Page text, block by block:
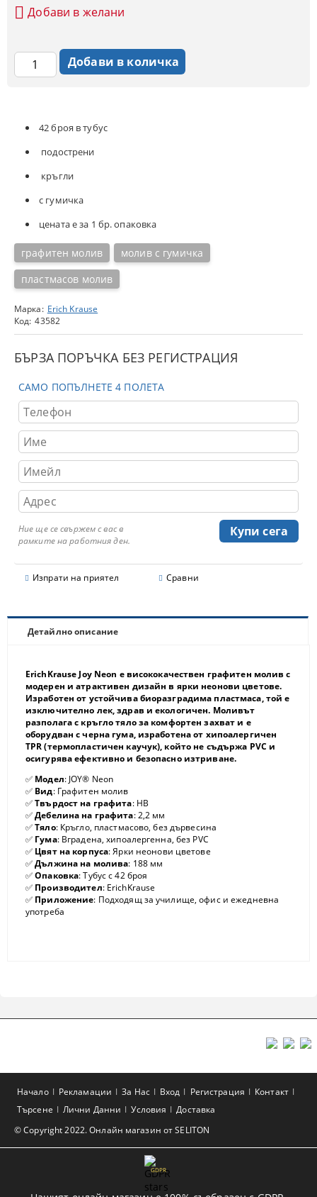
42 броя в тубус
подострени
кръгли
с гумичка
цената е за 1 бр. опаковка
графитен молив
молив с гумичка
пластмасов молив
Марка: Erich Krause
Код: 43582
БЪРЗА ПОРЪЧКА БЕЗ РЕГИСТРАЦИЯ
САМО ПОПЪЛНЕТЕ 4 ПОЛЕТА
Ние ще се свържем с вас в
рамките на работния ден.
Изпрати на приятел Сравни
Добави в желани
Детайлно описание
ErichKrause Joy Neon е висококачествен графитен молив с
модерен и атрактивен дизайн в ярки неонови цветове.
Изработен от устойчива биоразградима пластмаса, той е
изключително лек, здрав и екологичен. Моливът
разполага с кръгло тяло за комфортен захват и е
оборудван с черна гума, изработена от хипоалергичен
TPR (термопластичен каучук), който не съдържа PVC и
осигурява ефективно и безопасно изтриване.
✅ Модел: JOY® Neon
✅ Вид: Графитен молив
✅Твърдост на графита: HB
✅Дебелина на графита: 2,2 мм
✅Тяло: Кръгло, пластмасово, без дървесина
✅ Гума: Вградена, хипоалергенна, без PVC
✅ Цвят на корпуса: Ярки неонови цветове
✅Дължина на молива: 188 мм
✅Опаковка: Тубус с 42 броя
✅ Производител: ErichKrause
✅ Приложение: Подходящ за училище, офис и ежедневна
употреба
© Copyright 2022. Онлайн магазин от SELITON
Начало Рекламации За Нас Вход Регистрация
Контакт
Търсене
Лични Данни Условия Доставка
GDPR